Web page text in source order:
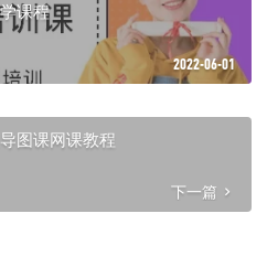
课程
2022-06-01
图课网课教程
下一篇